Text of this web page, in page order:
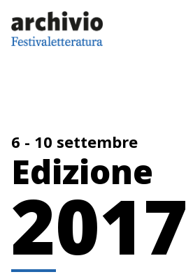
6 - 10 settembre
Edizione
2017